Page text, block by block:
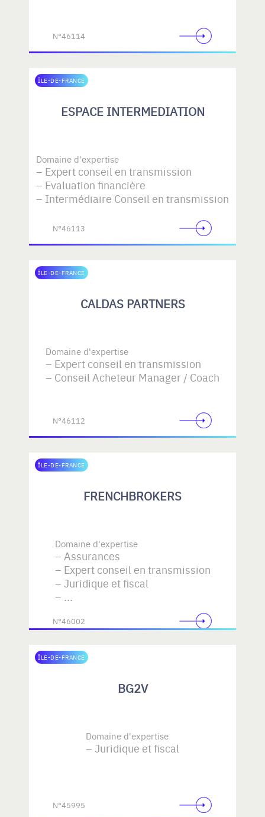
N°46114
ÎLE-DE-FRANCE
ESPACE INTERMEDIATION
Domaine d'expertise
Expert conseil en transmission
Evaluation financière
Intermédiaire Conseil en transmission
N°46113
ÎLE-DE-FRANCE
CALDAS PARTNERS
Domaine d'expertise
Expert conseil en transmission
Conseil Acheteur Manager / Coach
N°46112
ÎLE-DE-FRANCE
FRENCHBROKERS
Domaine d'expertise
Assurances
Expert conseil en transmission
Juridique et fiscal
...
N°46002
ÎLE-DE-FRANCE
BG2V
Domaine d'expertise
Juridique et fiscal
N°45995